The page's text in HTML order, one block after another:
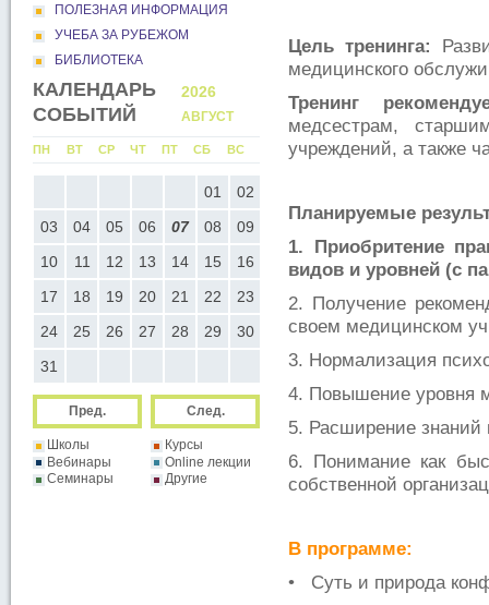
ПОЛЕЗНАЯ ИНФОРМАЦИЯ
УЧЕБА ЗА РУБЕЖОМ
БИБЛИОТЕКА
КАЛЕНДАРЬ
СОБЫТИЙ
2026
АВГУСТ
ПН ВТ СР ЧТ ПТ СБ ВС
01
02
03
04 05 06 07 08
09
10
11 12 13 14 15
16
17
18 19 20 21 22
23
24
25 26 27 28 29
30
31
ПН ВТ СР ЧТ ПТ СБ ВС
09 11 12
15 19
21
22 23 24 25 26
28
29 30
Пред. След.
Школы
Вебинары
Семинары
Курсы
Online лекции
Другие
Цель тренинга:
медицинского
Тренинг
медсестрам,
учреждений, а также
Планируемые
1. Приобритение
видов и уровней (с
2. Получение
своем медицинском
3. Нормализация
4. Повышение уровня
5. Расширение знаний
6. Понимание как
собственной
В программе:
• Суть и природа